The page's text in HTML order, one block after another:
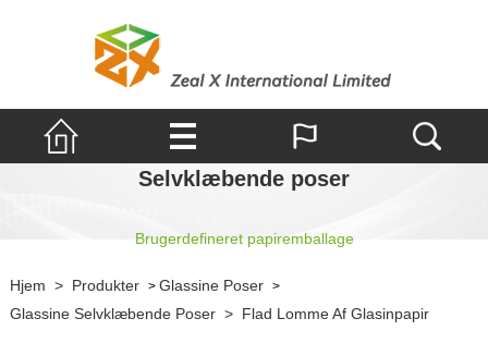
Selvklæbende poser
Brugerdefineret papiremballage
Hjem > Produkter > Glassine Poser >
Glassine Selvklæbende Poser > Flad Lomme Af Glasinpapir